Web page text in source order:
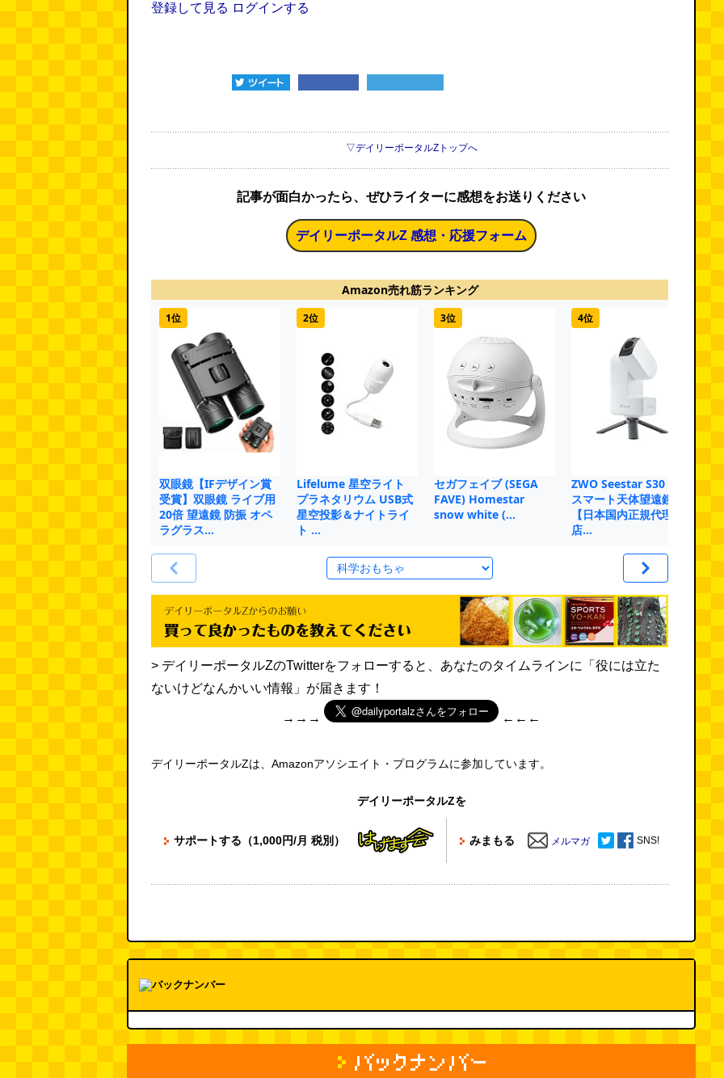
登録して見る ログインする
▽デイリーポータルZトップへ
記事が面白かったら、ぜひライターに感想をお送りください
デイリーポータルZ 感想・応援フォーム
Amazon売れ筋ランキング
1位
双眼鏡【IFデザイン賞
受賞】双眼鏡 ライブ用
20倍 望遠鏡 防振 オペ
ラグラス…
2位
Lifelume 星空ライト
プラネタリウム USB式
星空投影＆ナイトライ
ト …
3位
セガフェイブ (SEGA
FAVE) Homestar
snow white (…
4位
ZWO Seestar S30 Pro
スマート天体望遠鏡
【日本国内正規代理
店…
> デイリーポータルZのTwitterをフォローすると、あなたのタイムラインに「役には立た
ないけどなんかいい情報」が届きます！
→→→ ←←←
デイリーポータルZは、Amazonアソシエイト・プログラムに参加しています。
デイリーポータルZを
サポートする（1,000円/月 税別） みまもる メルマガ SNS!